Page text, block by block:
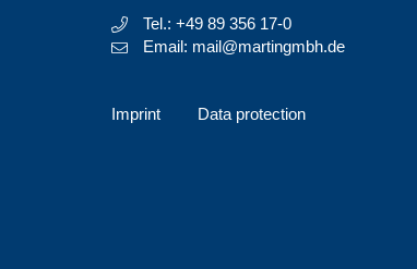
Tel.: +49 89 356 17-0
Email: mail@martingmbh.de
Imprint Data protection